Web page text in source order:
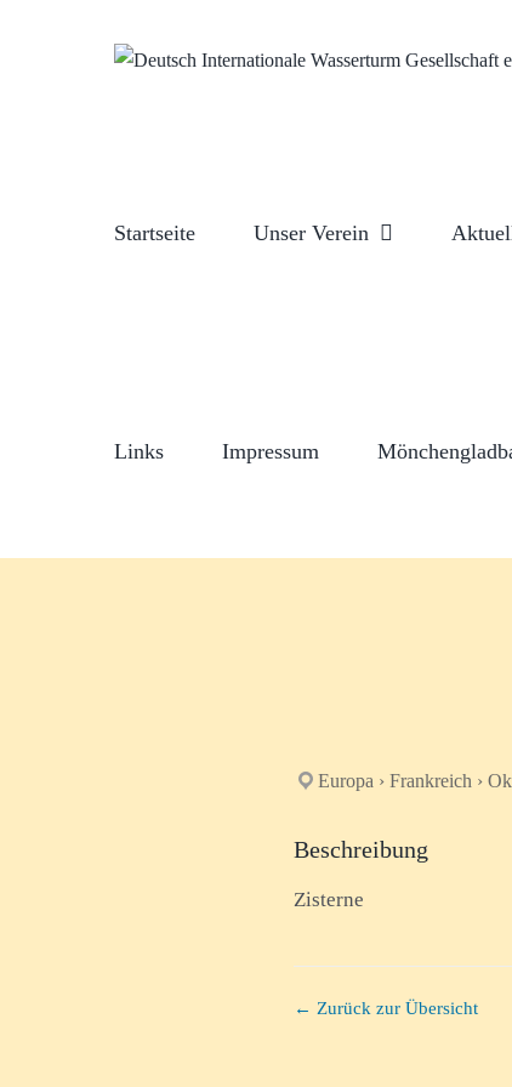
Startseite Unser Verein
Links Impressum
Europa › Frankreich ›
Beschreibung
Zisterne
← Zurück zur Übersicht